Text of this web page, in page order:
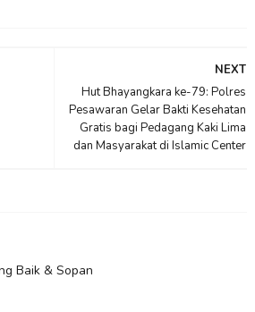
NEXT
Hut Bhayangkara ke-79: Polres
Pesawaran Gelar Bakti Kesehatan
Gratis bagi Pedagang Kaki Lima
dan Masyarakat di Islamic Center
Baik & Sopan